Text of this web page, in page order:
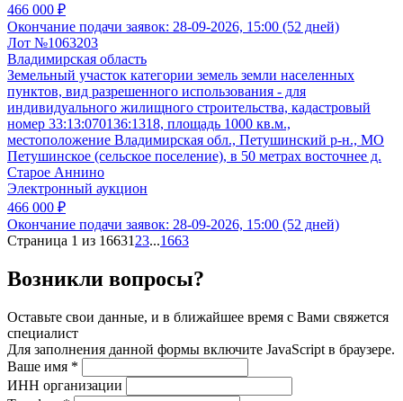
466 000 ₽
Окончание подачи заявок: 28-09-2026, 15:00 (52 дней)
Лот №1063203
Владимирская область
Земельный участок категории земель земли населенных
пунктов, вид разрешенного использования - для
индивидуального жилищного строительства, кадастровый
номер 33:13:070136:1318, площадь 1000 кв.м.,
местоположение Владимирская обл., Петушинский р-н., МО
Петушинское (сельское поселение), в 50 метрах восточнее д.
Старое Аннино
Электронный аукцион
466 000 ₽
Окончание подачи заявок: 28-09-2026, 15:00 (52 дней)
Страница 1 из 16631 23...1663
Возникли вопросы?
Оставьте свои данные, и в ближайшее время с Вами свяжется
специалист
Для заполнения данной формы включите JavaScript в браузере.
Ваше имя *
ИНН организации